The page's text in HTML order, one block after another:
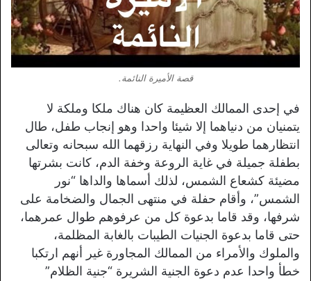
قصة الأميرة النائمة.
في إحدى الممالك العظيمة كان هناك ملكا وملكة لا
يتمنيان من دنياهما إلا شيئا واحدا وهو إنجاب طفل، طال
انتظارهما طويلا وفي النهاية رزقهما الله سبحانه وتعالى
بطفلة جميلة في غاية الروعة وخفة الدم، كانت بشرتها
مضيئة كشعاع الشمس، لذلك أسماها والداها “نور
الشمس”، وأقام حفلة في منتهى الجمال والضخامة على
شرفها، وقد قاما بدعوة كل من عرفوهم طوال عمرهما،
حتى قاما بدعوة الجنيات الطيبات بالغابة المظلمة،
والملوك والأمراء من الممالك المجاورة غير أنهم ارتكبا
خطأ واحدا عدم دعوة الجنية الشريرة “جنية الظلام”